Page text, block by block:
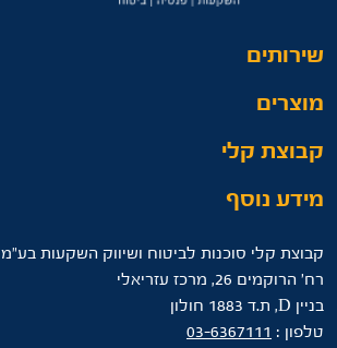
שירותים
מוצרים
קבוצת קלי
מידע נוסף
קבוצת קלי סוכנות לביטוח ושיווק השקעות בע"מ
רח’ הרוקמים 26, מרכז עזריאלי
בניין D, ת.ד 1883 חולון
טלפון : 03-6367111